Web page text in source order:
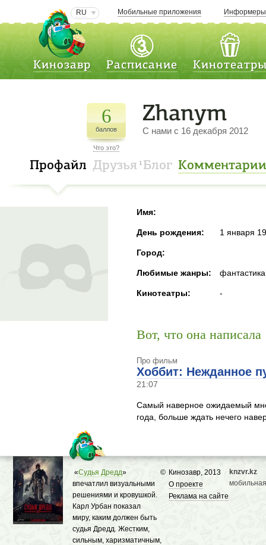
RU Мобильные приложения Информеры
Кинозавр Расписание
6
баллов
Что это?
Zhanym
C нами с 16 декабря 2012
Профайл Друзья 1 Блог
Имя:
День рождения: 1 января
Город:
Любимые жанры:
Кинотеатры: -
Вот, что она написала
Про фильм
Хоббит: Нежданное
21:07
Самый наверное ожидаемый
года, больше ждать нечего
© Кинозавр, 2013
О проекте
Реклама на сайте
«Судья Дредд»
впечатлил визуальными
решениями и кровушкой.
Карл Урбан показал
миру, каким должен быть
судья Дредд. Жестким,
сильным, харизматичным,
knzvr.kz